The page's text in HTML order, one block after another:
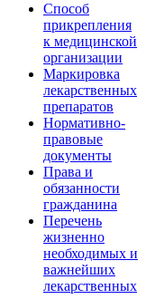
Способ
прикрепления
к медицинской
организации
Маркировка
лекарственных
препаратов
Нормативно-
правовые
документы
Права и
обязанности
гражданина
Перечень
жизненно
необходимых и
важнейших
лекарственных